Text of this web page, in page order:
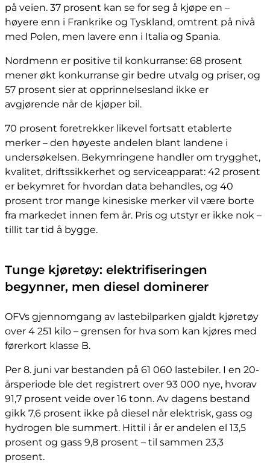
på veien. 37 prosent kan se for seg å kjøpe en –
høyere enn i Frankrike og Tyskland, omtrent på nivå
med Polen, men lavere enn i Italia og Spania.
Nordmenn er positive til konkurranse: 68 prosent
mener økt konkurranse gir bedre utvalg og priser, og
57 prosent sier at opprinnelsesland ikke er
avgjørende når de kjøper bil.
70 prosent foretrekker likevel fortsatt etablerte
merker – den høyeste andelen blant landene i
undersøkelsen. Bekymringene handler om trygghet,
kvalitet, driftssikkerhet og serviceapparat: 42 prosent
er bekymret for hvordan data behandles, og 40
prosent tror mange kinesiske merker vil være borte
fra markedet innen fem år. Pris og utstyr er ikke nok –
tillit tar tid å bygge.
Tunge kjøretøy: elektrifiseringen
begynner, men diesel dominerer
OFVs gjennomgang av lastebilparken gjaldt kjøretøy
over 4 251 kilo – grensen for hva som kan kjøres med
førerkort klasse B.
Per 8. juni var bestanden på 61 060 lastebiler. I en 20-
årsperiode ble det registrert over 93 000 nye, hvorav
91,7 prosent veide over 16 tonn. Av dagens bestand
gikk 7,6 prosent ikke på diesel når elektrisk, gass og
hydrogen ble summert. Hittil i år er andelen el 13,5
prosent og gass 9,8 prosent – til sammen 23,3
prosent.